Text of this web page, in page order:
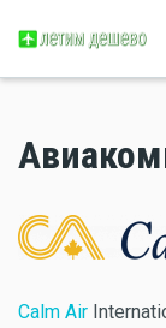
Calm Air